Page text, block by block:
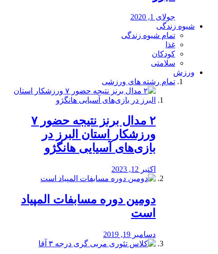
جولای 1, 2020
شیوه زندگی
تمام شیوه زندگی
غذا
کودکان
سلامتی
ورزش
تمام رشته های ورزشی
۲ مدال برنز نتیجه حضور ۷
ورزشکار استان البرز در
بازی‌های آسیایی هانگژو
اکتبر 12, 2023
دومین دوره مسابفات المپیاد
است
دسامبر 19, 2019